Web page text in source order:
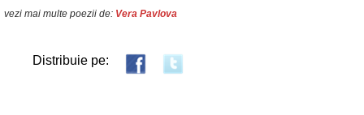
vezi mai multe poezii de: Vera Pavlova
Distribuie pe: